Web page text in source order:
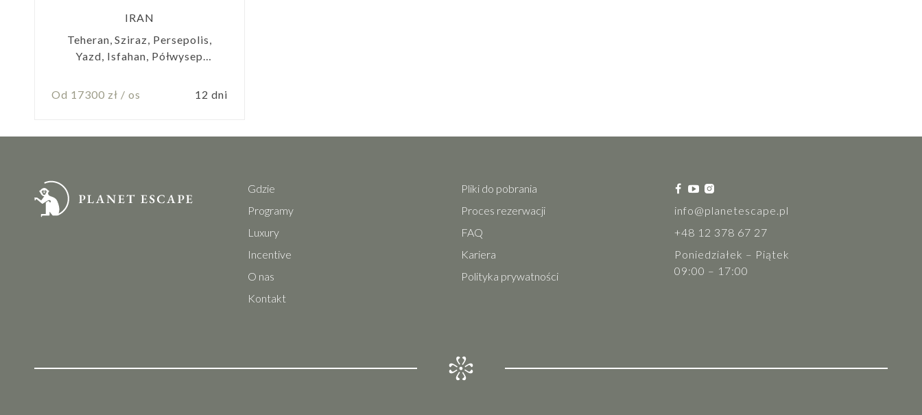
IRAN
Teheran, Sziraz, Persepolis,
Yazd, Isfahan, Półwysep
Od 17300 zł / os
12 dni
Gdzie
Programy
Luxury
Incentive
O nas
Kontakt
Pliki do pobrania
Proces rezerwacji
FAQ
Kariera
Polityka prywatności
info@planetescape.pl
+48 12 378 67 27
Poniedziałek – Piątek
09:00 – 17:00